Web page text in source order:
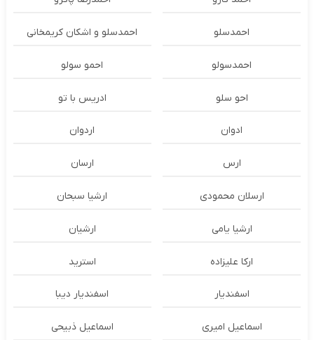
احمدسلو احمدسلو و اشکان کریمخانی
احمدسولو احمو سولو
احو سلو ادریس با تو
ادوان اردوان
ارس ارسان
ارسلان محمودی ارشیا سبحان
ارشیا یامی ارشیان
ارکا علیزاده استرید
اسفندیار اسفندیار دیبا
اسماعیل امیری اسماعیل ذبیحی